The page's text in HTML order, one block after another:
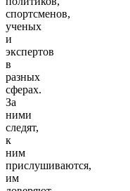
спортсменов,
ученых
и
экспертов
в
разных
сферах.
За
ними
следят,
к
ним
прислушиваются,
им